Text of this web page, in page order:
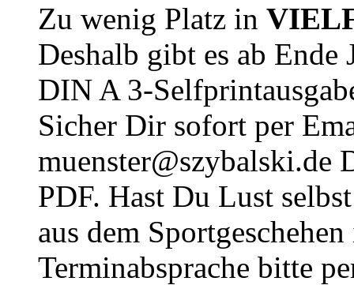
Zu wenig Platz in
Deshalb gibt es ab Ende
DIN A 3-
Sicher Dir sofort per
muenster@szybalski.de
PDF. Hast Du Lust
aus dem
Terminabsprache bitte